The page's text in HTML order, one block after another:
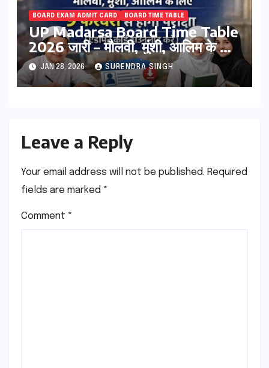
BOARD EXAM ADMIT CARD BOARD TIME TABLE
UP Madarsa Board Time Table
2026 जारी – मौलवी, मुंशी, आलिम के लिए
9 फरवरी से होगी परीक्षा (एडमिट कार्ड
डाउनलोड करे)
JAN 28, 2026 SURENDRA SINGH
Leave a Reply
Your email address will not be published. Required
fields are marked *
Comment *